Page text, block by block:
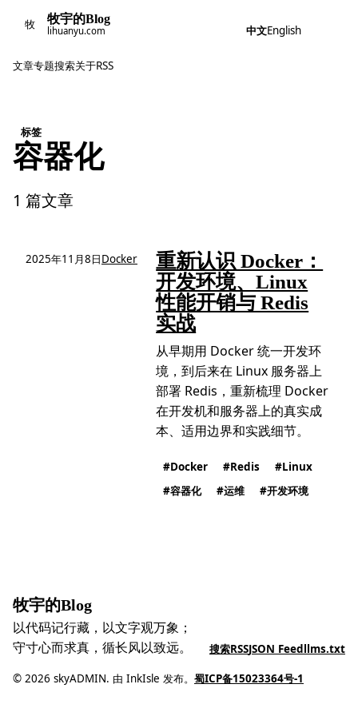
牧 牧宇的Blog
lihuanyu.com 中文English
文章专题搜索关于RSS
标签
容器化
1 篇文章
2025年11月8日Docker
重新认识 Docker：
开发环境、Linux
性能开销与 Redis
实战
从早期用 Docker 统一开发环
境，到后来在 Linux 服务器上
部署 Redis，重新梳理 Docker
在开发机和服务器上的真实成
本、适用边界和实践细节。
Docker Redis
Linux
容器化
运维 开发环境
牧宇的Blog
以代码记行藏，以文字观万象；
守寸心而求真，循长风以致远。
搜索RSSJSON Feed llms.txt
© 2026 skyADMIN. 由 InkIsle 发布。 蜀ICP备15023364号-1